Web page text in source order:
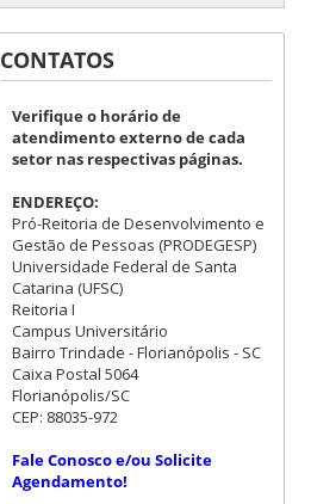
CONTATOS
Verifique o horário de
atendimento externo de cada
setor nas respectivas páginas.
ENDEREÇO:
Pró-Reitoria de Desenvolvimento e
Gestão de Pessoas (PRODEGESP)
Universidade Federal de Santa
Catarina (UFSC)
Reitoria I
Campus Universitário
Bairro Trindade - Florianópolis - SC
Caixa Postal 5064
Florianópolis/SC
CEP: 88035-972
Fale Conosco e/ou Solicite
Agendamento!